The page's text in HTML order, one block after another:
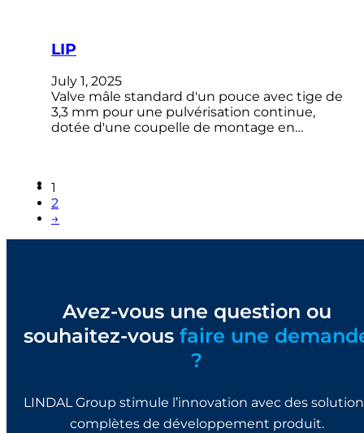
LIP
July 1, 2025
Valve mâle standard d'un pouce avec tige de
3,3 mm pour une pulvérisation continue,
dotée d'une coupelle de montage en…
1
2
→
Avez-vous une question ou
souhaitez-vous faire une
?
LINDAL Group stimule l’innovation avec des
complètes de développement produit.